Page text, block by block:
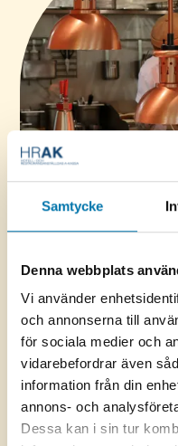
Samtycke
Denna webbplats
Vi använder
och annonserna till
för sociala medier och
vidarebefordrar även
information från din
annons- och
Dessa kan i sin tur
nominera ombud till
juni i Stockholm.
Har du inte fått någon
ändå nominera här.
Tänk på att gå in på
så du har rätt e-
skicka ut för röstning.